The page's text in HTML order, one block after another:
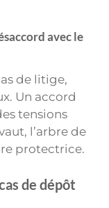
avec le
de litige,
Un accord
tensions
l’arbre de
protectrice.
de dépôt